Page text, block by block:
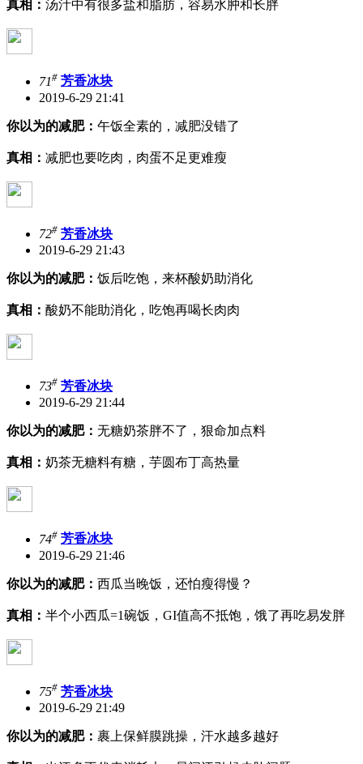
真相： 汤汁中有很多盐和脂肪，容易水肿和长胖
71# 芳香冰块
2019-6-29 21:41
你以为的减肥： 午饭全素的，减肥没错了
真相： 减肥也要吃肉，肉蛋不足更难瘦
72# 芳香冰块
2019-6-29 21:43
你以为的减肥： 饭后吃饱，来杯酸奶助消化
真相： 酸奶不能助消化，吃饱再喝长肉肉
73# 芳香冰块
2019-6-29 21:44
你以为的减肥： 无糖奶茶胖不了，狠命加点料
真相： 奶茶无糖料有糖，芋圆布丁高热量
74# 芳香冰块
2019-6-29 21:46
你以为的减肥： 西瓜当晚饭，还怕瘦得慢？
真相： 半个小西瓜=1碗饭，GI值高不抵饱，饿了再吃易发胖
75# 芳香冰块
2019-6-29 21:49
你以为的减肥： 裹上保鲜膜跳操，汗水越多越好